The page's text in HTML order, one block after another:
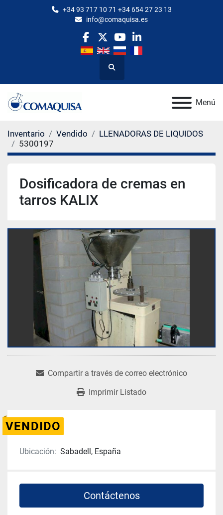
+34 93 717 10 71 +34 654 27 23 13
info@comaquisa.es
facebook
twitteryoutubelinkedin
Buscar
Menú
Inventario Vendido
LLENADORAS DE LIQUIDOS
5300197
Dosificadora de cremas en
tarros KALIX
Compartir a través de correo electrónico
Imprimir Listado
VENDIDO
Ubicación: Sabadell, España
Contáctenos